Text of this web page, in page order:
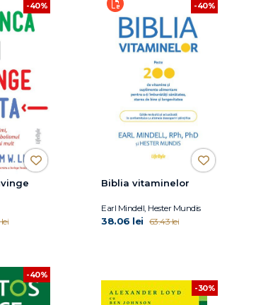
-40% -40%
Biblia vitaminelor
Earl Mindell, Hester Mundis
38.06 lei 63.43 lei
-40%
-30%